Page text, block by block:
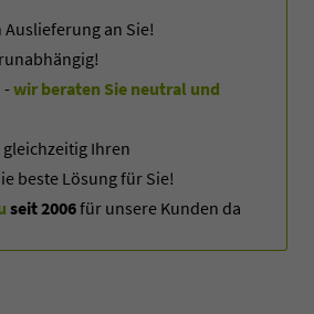
an Sie!
-wir beraten Sie neutral und
Ihren
beste Lösung für Sie!
seit 2006für unsere Kunden da